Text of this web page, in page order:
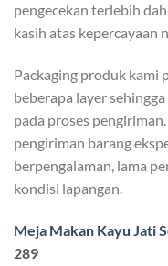
pengecekan terlebih
kasih atas kepercayaan
Packaging produk kami
beberapa layer
pada proses
pengiriman barang
berpengalaman, lama
kondisi lapangan.
Meja Makan Kayu Jati
289